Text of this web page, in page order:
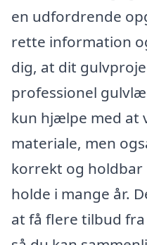
en udfordrende
rette information
dig, at dit
professionel
kun hjælpe med at
materiale, men
korrekt og
holde i mange år.
at få flere tilbud